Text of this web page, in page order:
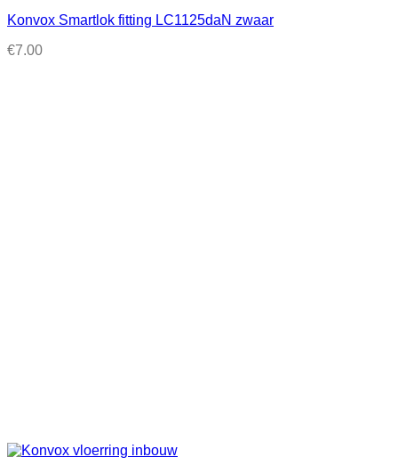
Konvox Smartlok fitting LC1125daN zwaar
€7.00